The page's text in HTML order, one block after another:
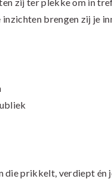
brengen zij je
die prikkelt, verdiept én